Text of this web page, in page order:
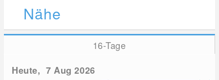
Nähe
16-Tage
Heute, 7 Aug 2026